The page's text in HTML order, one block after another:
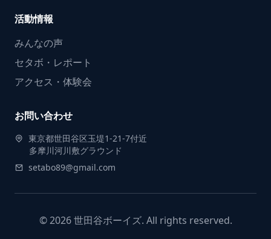
活動情報
みんなの声
セタボ・レポート
アクセス・体験会
お問い合わせ
東京都世田谷区玉堤1-21-7付近
多摩川河川敷グラウンド
setabo89@gmail.com
© 2026 世田谷ボーイズ. All rights reserved.